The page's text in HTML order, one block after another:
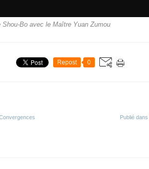
Shou-Bo avec le Maître Yuan Zumou
Repost 0
Publié dans